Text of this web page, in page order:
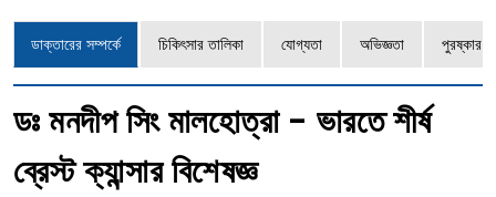
ডাক্তারের সম্পর্কে চিকিৎসার তালিকা যোগ্যতা অভিজ্ঞতা পুরষ্কার
ডঃ মনদীপ সিং মালহোত্রা - ভারতে শীর্ষ
ব্রেস্ট ক্যান্সার বিশেষজ্ঞ